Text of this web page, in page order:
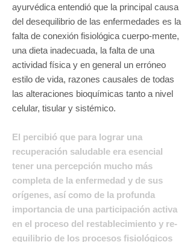
ayurvédica entendió que la principal causa
del desequilibrio de las enfermedades es la
falta de conexión fisiológica cuerpo-mente,
una dieta inadecuada, la falta de una
actividad física y en general un erróneo
estilo de vida, razones causales de todas
las alteraciones bioquímicas tanto a nivel
celular, tisular y sistémico.
El percibió que para lograr una
recuperación saludable era esencial
tener una percepción mucho más
completa de la enfermedad y de sus
orígenes, así como de la profunda
importancia de una participación activa
en el proceso del restablecimiento y re-
equilibrio de los procesos fisiológicos